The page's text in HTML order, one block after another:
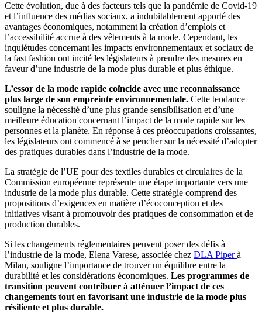
Cette évolution, due à des facteurs tels que la pandémie de Covid-19
et l’influence des médias sociaux, a indubitablement apporté des
avantages économiques, notamment la création d’emplois et
l’accessibilité accrue à des vêtements à la mode. Cependant, les
inquiétudes concernant les impacts environnementaux et sociaux de
la fast fashion ont incité les législateurs à prendre des mesures en
faveur d’une industrie de la mode plus durable et plus éthique.
L’essor de la mode rapide coïncide avec une reconnaissance
plus large de son empreinte environnementale. Cette tendance
souligne la nécessité d’une plus grande sensibilisation et d’une
meilleure éducation concernant l’impact de la mode rapide sur les
personnes et la planète. En réponse à ces préoccupations croissantes,
les législateurs ont commencé à se pencher sur la nécessité d’adopter
des pratiques durables dans l’industrie de la mode.
La stratégie de l’UE pour des textiles durables et circulaires de la
Commission européenne représente une étape importante vers une
industrie de la mode plus durable. Cette stratégie comprend des
propositions d’exigences en matière d’écoconception et des
initiatives visant à promouvoir des pratiques de consommation et de
production durables.
Si les changements réglementaires peuvent poser des défis à
l’industrie de la mode, Elena Varese, associée chez DLA Piperà
Milan, souligne l’importance de trouver un équilibre entre la
durabilité et les considérations économiques. Les programmes de
transition peuvent contribuer à atténuer l’impact de ces
changements tout en favorisant une industrie de la mode plus
résiliente et plus durable.